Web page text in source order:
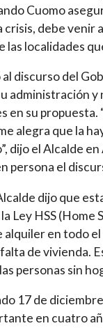
Cuomo
crisis, debe venir
las localidades
discurso del
administración
en su
alegra que la
dijo el Alcalde
persona el
dijo que
Ley HSS
alquiler en todo
de vivienda.
personas sin
17 de
en cuatro